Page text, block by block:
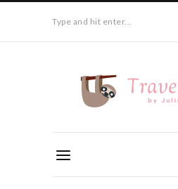
Type and hit enter...